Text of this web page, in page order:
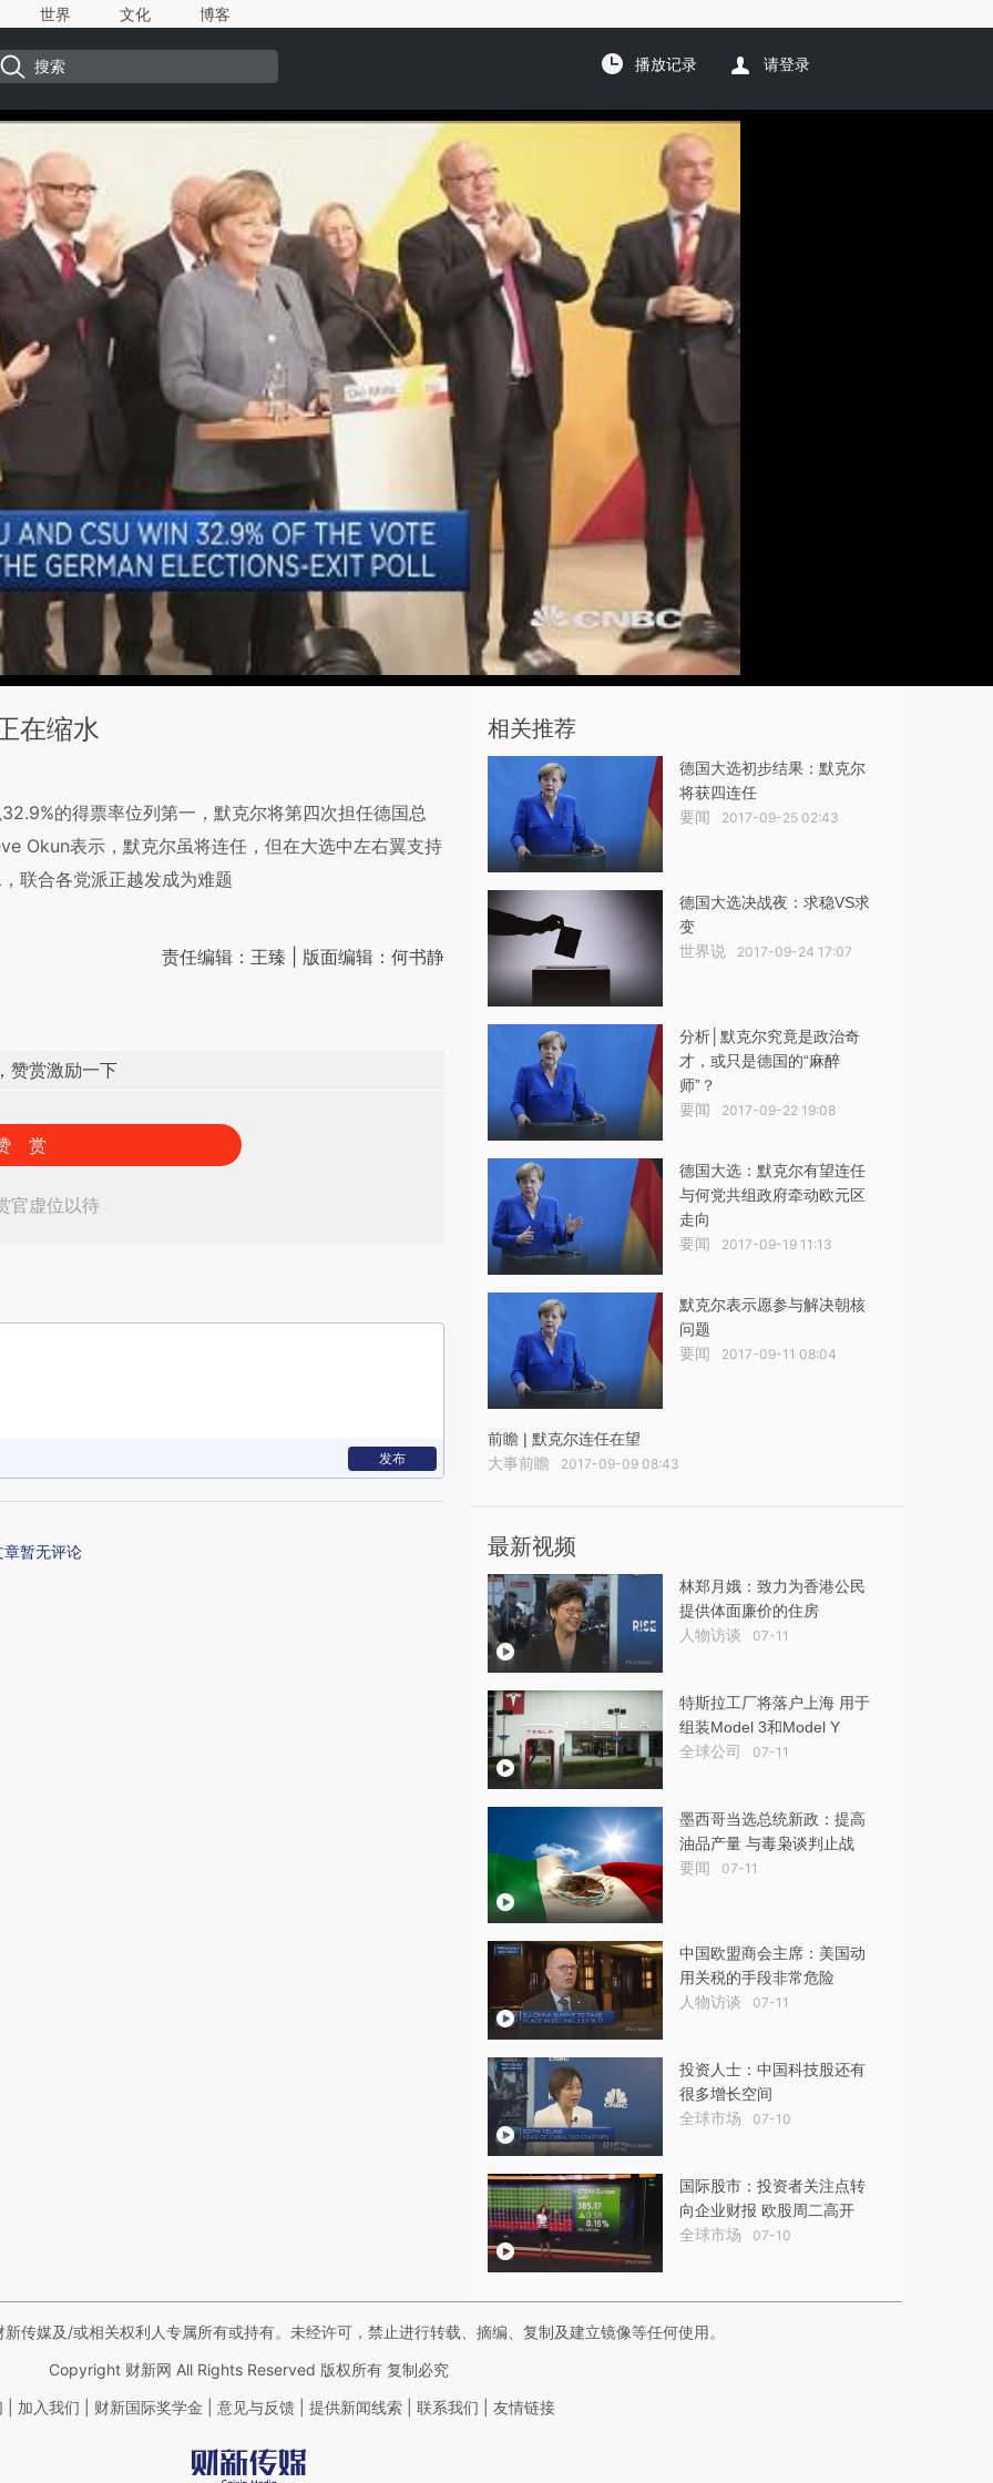
世界 文化 博客
播放记录 请登录
在缩水
的得票率位列第一，默克尔将第四次担任德国总
Okun表示，默克尔虽将连任，但在大选中左右翼支持
联合各党派正越发成为难题
责任编辑：王臻 | 版面编辑：何书静
赞赏激励一下
赏
官虚位以待
发布
章暂无评论
相关推荐
德国大选初步结果：默克尔
将获四连任
要闻 2017-09-25 02:43
德国大选决战夜：求稳VS求
变
世界说 2017-09-24 17:07
分析│默克尔究竟是政治奇
才，或只是德国的“麻醉
师”？
要闻 2017-09-22 19:08
德国大选：默克尔有望连任
与何党共组政府牵动欧元区
走向
要闻 2017-09-19 11:13
默克尔表示愿参与解决朝核
问题
要闻 2017-09-11 08:04
前瞻 | 默克尔连任在望
大事前瞻 2017-09-09 08:43
最新视频
林郑月娥：致力为香港公民
提供体面廉价的住房
人物访谈 07-11
特斯拉工厂将落户上海 用于
组装Model 3和Model Y
全球公司 07-11
墨西哥当选总统新政：提高
油品产量 与毒枭谈判止战
要闻 07-11
中国欧盟商会主席：美国动
用关税的手段非常危险
人物访谈 07-11
投资人士：中国科技股还有
很多增长空间
全球市场 07-10
国际股市：投资者关注点转
向企业财报 欧股周二高开
全球市场 07-10
传媒及/或相关权利人专属所有或持有。未经许可，禁止进行转载、摘编、复制及建立镜像等任何使用。
Copyright 财新网 All Rights Reserved 版权所有 复制必究
加入我们 财新国际奖学金 意见与反馈 提供新闻线索 联系我们 友情链接